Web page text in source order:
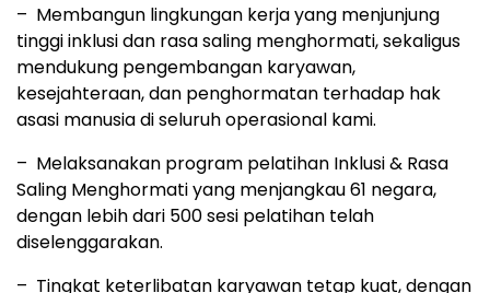
– Membangun lingkungan kerja yang menjunjung
tinggi inklusi dan rasa saling menghormati, sekaligus
mendukung pengembangan karyawan,
kesejahteraan, dan penghormatan terhadap hak
asasi manusia di seluruh operasional kami.
– Melaksanakan program pelatihan Inklusi & Rasa
Saling Menghormati yang menjangkau 61 negara,
dengan lebih dari 500 sesi pelatihan telah
diselenggarakan.
– Tingkat keterlibatan karyawan tetap kuat, dengan